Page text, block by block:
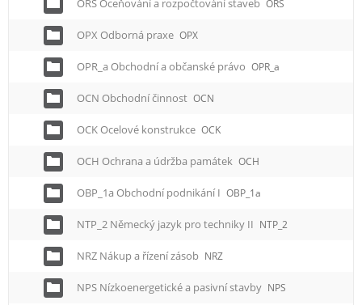
ORS Oceňování a rozpočtování staveb ORS
OPX Odborná praxe OPX
OPR_a Obchodní a občanské právo OPR_a
OCN Obchodní činnost OCN
OCK Ocelové konstrukce OCK
OCH Ochrana a údržba památek OCH
OBP_1a Obchodní podnikání I OBP_1a
NTP_2 Německý jazyk pro techniky II NTP_2
NRZ Nákup a řízení zásob NRZ
NPS Nízkoenergetické a pasivní stavby NPS